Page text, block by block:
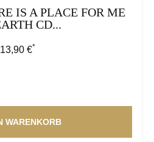
IS A PLACE FOR ME
CD...
Regulärer Preis:
13,90 €*
WARENKORB